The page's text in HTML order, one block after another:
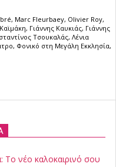
, Marc Fleurbaey, Olivier Roy,
, Γιάννης Καυκιάς, Γιάννης
Τσουκαλάς, Λένια
, Φονικό στη Μεγάλη Εκκλησία,
Το νέο καλοκαιρινό σου